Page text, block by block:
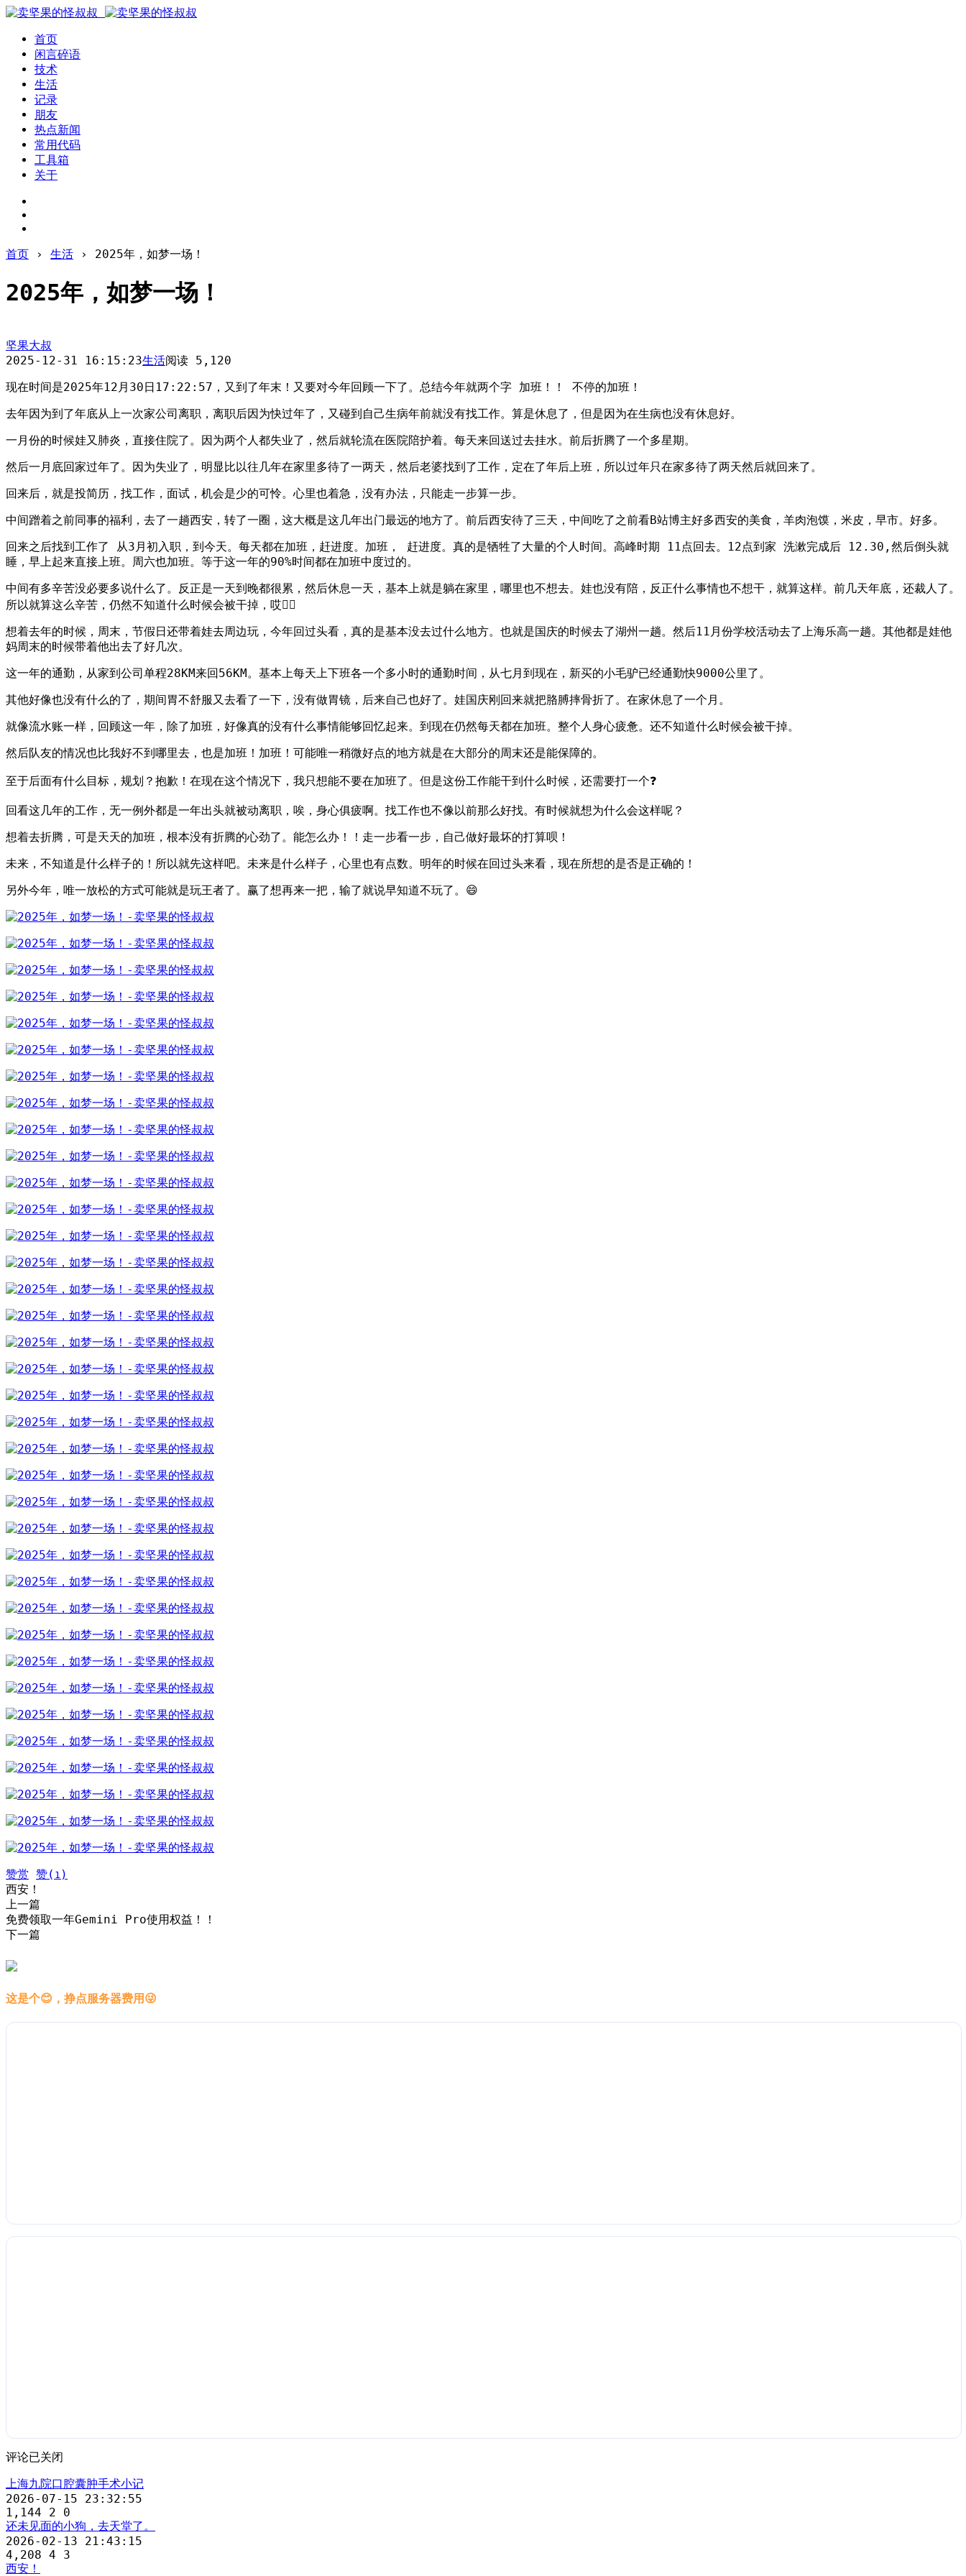
首页
闲言碎语
技术
生活
记录
朋友
热点新闻
常用代码
工具箱
关于
首页 › 生活 › 2025年，如梦一场！
2025年，如梦一场！
坚果大叔
2025-12-31 16:15:23生活阅读 5,120
现在时间是2025年12月30日17:22:57，又到了年末！又要对今年回顾一下了。总结今年就两个字 加班！！ 不停的加班！
去年因为到了年底从上一次家公司离职，离职后因为快过年了，又碰到自己生病年前就没有找工作。算是休息了，但是因为在生病也没有休息好。
一月份的时候娃又肺炎，直接住院了。因为两个人都失业了，然后就轮流在医院陪护着。每天来回送过去挂水。前后折腾了一个多星期。
然后一月底回家过年了。因为失业了，明显比以往几年在家里多待了一两天，然后老婆找到了工作，定在了年后上班，所以过年只在家多待了两天然后就回来了。
回来后，就是投简历，找工作，面试，机会是少的可怜。心里也着急，没有办法，只能走一步算一步。
中间蹭着之前同事的福利，去了一趟西安，转了一圈，这大概是这几年出门最远的地方了。前后西安待了三天，中间吃了之前看B站博主好多西安的美食，羊肉泡馍，米皮，早市。好多。
回来之后找到工作了 从3月初入职，到今天。每天都在加班，赶进度。加班， 赶进度。真的是牺牲了大量的个人时间。高峰时期 11点回去。12点到家 洗漱完成后 12.30,然后倒头就
睡，早上起来直接上班。周六也加班。等于这一年的90%时间都在加班中度过的。
中间有多辛苦没必要多说什么了。反正是一天到晚都很累，然后休息一天，基本上就是躺在家里，哪里也不想去。娃也没有陪，反正什么事情也不想干，就算这样。前几天年底，还裁人了。
所以就算这么辛苦，仍然不知道什么时候会被干掉，哎😮‍💨
想着去年的时候，周末，节假日还带着娃去周边玩，今年回过头看，真的是基本没去过什么地方。也就是国庆的时候去了湖州一趟。然后11月份学校活动去了上海乐高一趟。其他都是娃他
妈周末的时候带着他出去了好几次。
这一年的通勤，从家到公司单程28KM来回56KM。基本上每天上下班各一个多小时的通勤时间，从七月到现在，新买的小毛驴已经通勤快9000公里了。
其他好像也没有什么的了，期间胃不舒服又去看了一下，没有做胃镜，后来自己也好了。娃国庆刚回来就把胳膊摔骨折了。在家休息了一个月。
就像流水账一样，回顾这一年，除了加班，好像真的没有什么事情能够回忆起来。到现在仍然每天都在加班。整个人身心疲惫。还不知道什么时候会被干掉。
然后队友的情况也比我好不到哪里去，也是加班！加班！可能唯一稍微好点的地方就是在大部分的周末还是能保障的。
至于后面有什么目标，规划？抱歉！在现在这个情况下，我只想能不要在加班了。但是这份工作能干到什么时候，还需要打一个❓
回看这几年的工作，无一例外都是一年出头就被动离职，唉，身心俱疲啊。找工作也不像以前那么好找。有时候就想为什么会这样呢？
想着去折腾，可是天天的加班，根本没有折腾的心劲了。能怎么办！！走一步看一步，自己做好最坏的打算呗！
未来，不知道是什么样子的！所以就先这样吧。未来是什么样子，心里也有点数。明年的时候在回过头来看，现在所想的是否是正确的！
另外今年，唯一放松的方式可能就是玩王者了。赢了想再来一把，输了就说早知道不玩了。😄
赞赏 赞( 1 )
西安！
上一篇
免费领取一年Gemini Pro使用权益！！
下一篇
这是个😊，挣点服务器费用😜
评论已关闭
上海九院口腔囊肿手术小记
2026-07-15 23:32:55
1,144 2 0
还未见面的小狗，去天堂了。
2026-02-13 21:43:15
4,208 4 3
西安！